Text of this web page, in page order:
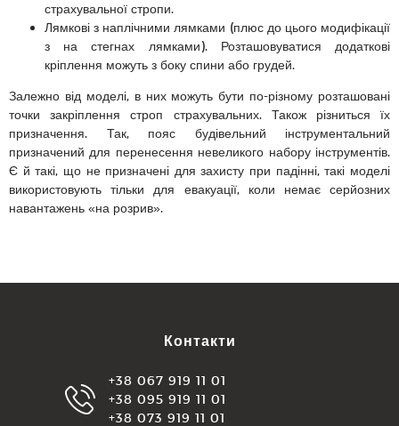
страхувальної стропи.
Лямкові з наплічними лямками (плюс до цього модифікації
з на стегнах лямками). Розташовуватися додаткові
кріплення можуть з боку спини або грудей.
Залежно від моделі, в них можуть бути по-різному розташовані
точки закріплення строп страхувальних. Також різниться їх
призначення. Так, пояс будівельний інструментальний
призначений для перенесення невеликого набору інструментів.
Є й такі, що не призначені для захисту при падінні, такі моделі
використовують тільки для евакуації, коли немає серйозних
навантажень «на розрив».
Контакти
+38 067 919 11 01
+38 095 919 11 01
+38 073 919 11 01